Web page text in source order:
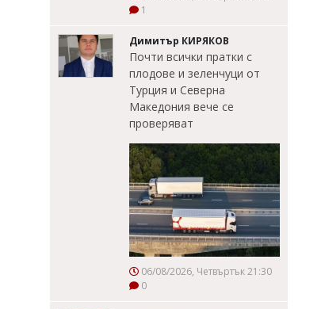
1
Димитър КИРЯКОВ
Почти всички пратки с
плодове и зеленчуци от
Турция и Северна
Македония вече се
проверяват
06/08/2026, Четвъртък 21:30
0